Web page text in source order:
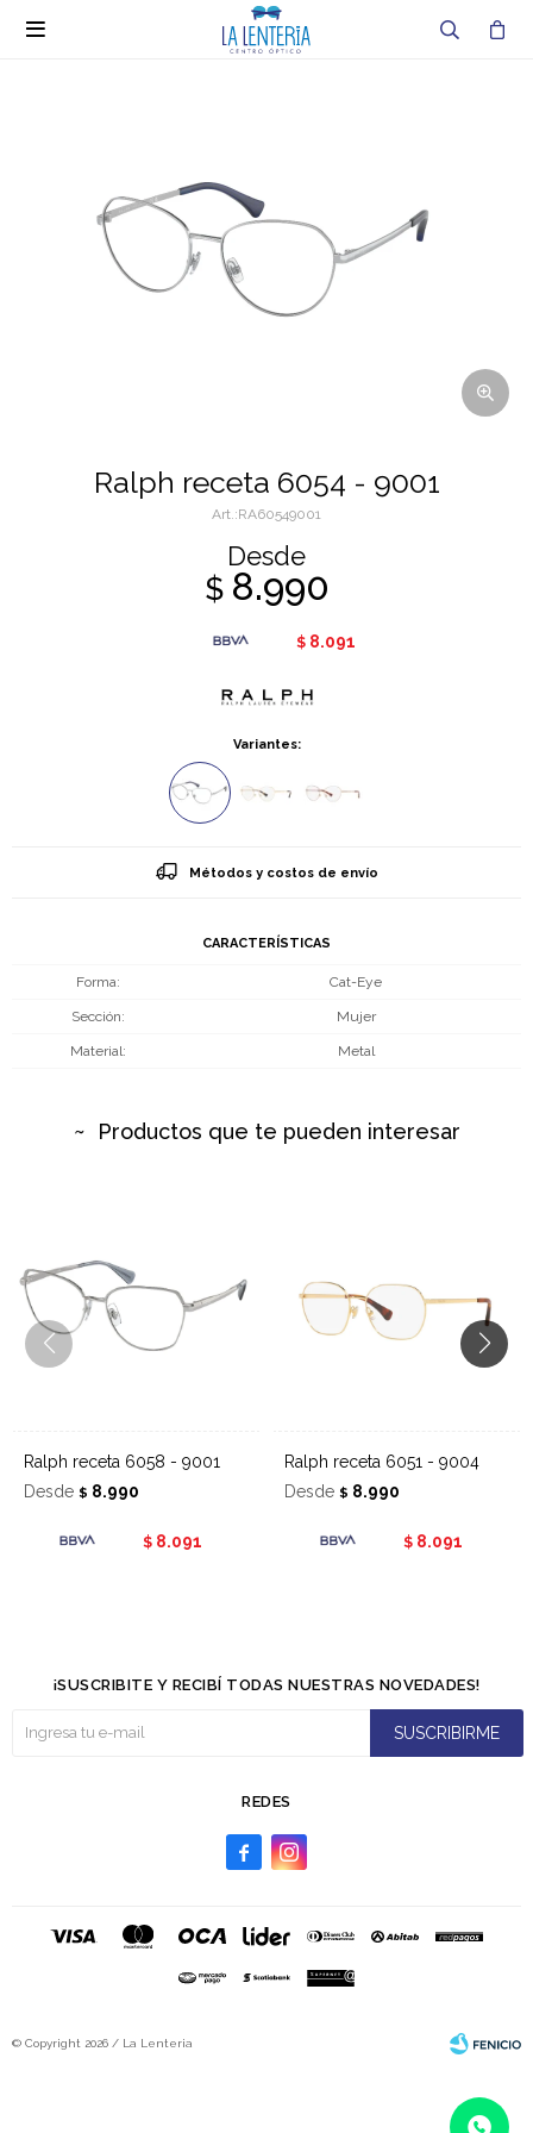

Ralph receta 6054 - 9001
RA60549001
Desde
$ 8.990
$ 8.091
Variantes:
Métodos y costos de envío
CARACTERÍSTICAS
Forma Cat-Eye
Sección Mujer
Material Metal
Productos que te pueden interesar
Ralph receta 6058 - 9001
Desde $ 8.990
$ 8.091
Ralph receta 6051 - 9004
Desde $ 8.990
$ 8.091
REDES
 
¡SUSCRIBITE Y RECIBÍ TODAS NUESTRAS NOVEDADES!
SUSCRIBIRME
© Copyright 2026 / La Lenteria